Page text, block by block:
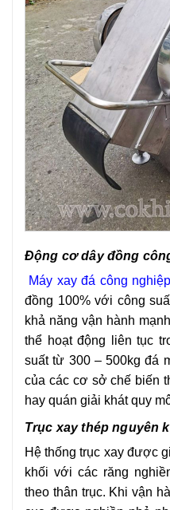
Động cơ dây đồng
Máy xay đá công nghiệp
đồng 100% với công
khả năng vận hành
thể hoạt động liên tục
suất từ 300 – 500kg đá
của các cơ sở chế biến
hay quán giải khát quy
Trục xay thép nguyên
Hệ thống trục xay được
khối với các răng
theo thân trục. Khi vận